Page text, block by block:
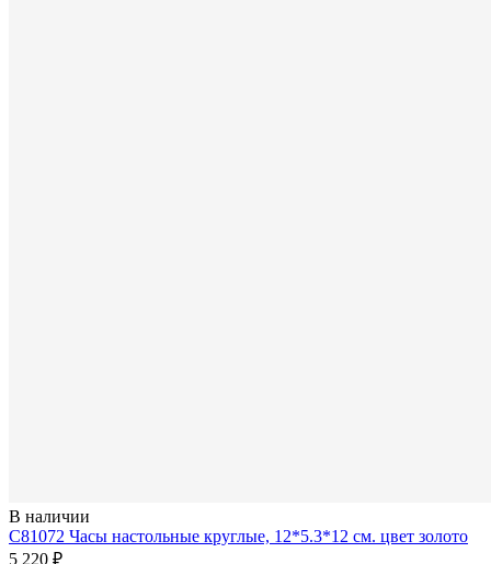
В наличии
C81072 Часы настольные круглые, 12*5.3*12 см. цвет золото
5 220 ₽